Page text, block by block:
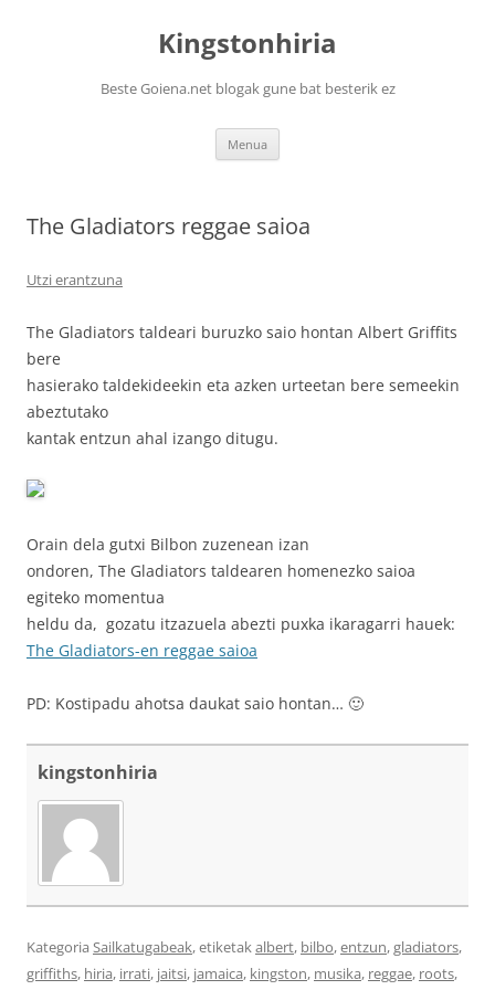
Kingstonhiria
Beste Goiena.net blogak gune bat besterik ez
Menua
The Gladiators reggae saioa
Utzi erantzuna
The Gladiators taldeari buruzko saio hontan Albert Griffits
bere
hasierako taldekideekin eta azken urteetan bere semeekin
abeztutako
kantak entzun ahal izango ditugu.
Orain dela gutxi Bilbon zuzenean izan
ondoren, The Gladiators taldearen homenezko saioa
egiteko momentua
heldu da, gozatu itzazuela abezti puxka ikaragarri hauek:
The Gladiators-en reggae saioa
PD: Kostipadu ahotsa daukat saio hontan… 🙂
kingstonhiria
Kategoria Sailkatugabeak, etiketakalbert, bilbo,entzun,gladiators,
griffiths, hiria, irrati, jaitsi, jamaica, kingston, musika, reggae, roots,